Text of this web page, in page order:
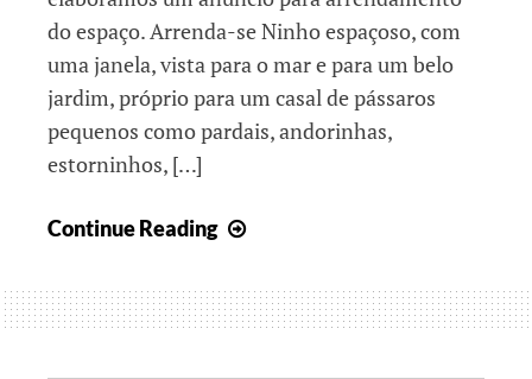
do espaço. Arrenda-se Ninho espaçoso, com
uma janela, vista para o mar e para um belo
jardim, próprio para um casal de pássaros
pequenos como pardais, andorinhas,
estorninhos, […]
Continue Reading
biscoitos